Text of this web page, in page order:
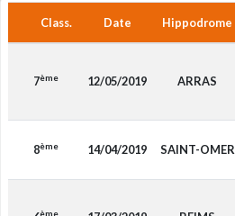
Class. Date Hippodrome
7ème 12/05/2019 ARRAS
8ème 14/04/2019 SAINT-OMER
ème